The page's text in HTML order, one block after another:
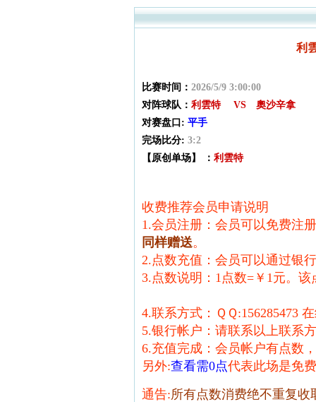
利
比赛时间： 2026/5/9 3:00:00
对阵球队： 利雲特 VS 奧沙辛拿
对赛盘口: 平手
完场比分: 3:2
【原创单场】 ： 利雲特
收费推荐会员申请说明
1.会员注册：会员可以免费注
同样赠送。
2.点数充值：会员可以通过银
3.点数说明：1点数=￥1元。
4.联系方式：ＱＱ:156285473
5.银行帐户：请联系以上联系
6.充值完成：会员帐户有点数
另外:查看需0点代表此场是免
通告:所有点数消费绝不重复收